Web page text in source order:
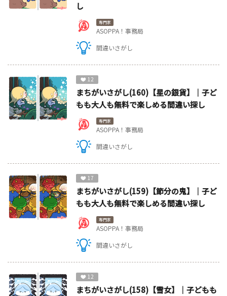
し
専門家
ASOPPA！事務局
間違いさがし
12
まちがいさがし(160)【星の銀貨】｜子ど
もも大人も無料で楽しめる間違い探し
専門家
ASOPPA！事務局
間違いさがし
17
まちがいさがし(159)【節分の鬼】｜子ど
もも大人も無料で楽しめる間違い探し
専門家
ASOPPA！事務局
間違いさがし
12
まちがいさがし(158)【雪女】｜子どもも